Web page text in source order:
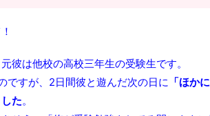
彼は他校の高校三年生の受験生です。
ですが、2日間彼と遊んだ次の日に 「ほか
た。